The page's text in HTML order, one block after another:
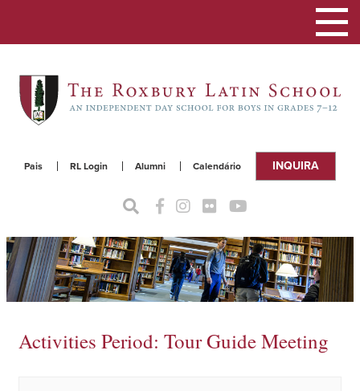
Pais RL Login Alumni Calendário INQUIRA
a
Activities Period: Tour Guide Meeting